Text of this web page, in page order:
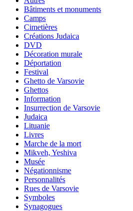
Bâtiments et monuments
Camps
Cimetières
Créations Judaica
DVD
Décoration murale
Déportation
Festival
Ghetto de Varsovie
Ghettos
Information
Insurrection de Varsovie
Judaica
Lituanie
Livres
Marche de la mort
Mikveh, Yeshiva
Musée
Négationnisme
Personnalités
Rues de Varsovie
Symboles
Synagogues